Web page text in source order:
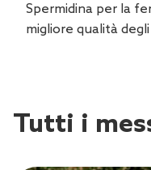
Spermidina per la
migliore qualità
Tutti i